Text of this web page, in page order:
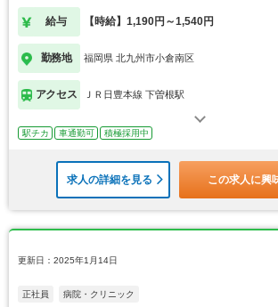
給与 【時給】1,190円～1,540円
勤務地 福岡県 北九州市小倉南区
アクセス ＪＲ日豊本線 下曽根駅
駅チカ 車通勤可 積極採用中
求人の詳細を見る この求人に興
更新日：2025年1月14日
正社員 病院・クリニック